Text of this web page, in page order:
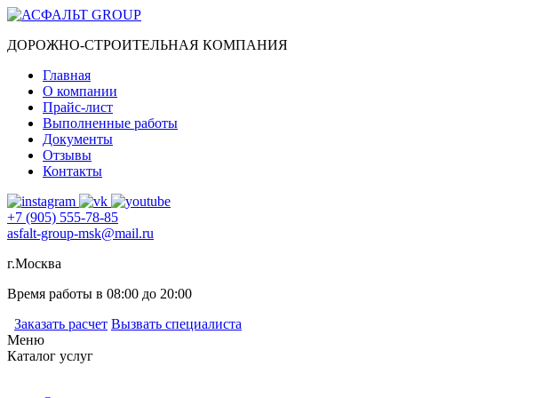
ДОРОЖНО-СТРОИТЕЛЬНАЯ КОМПАНИЯ
Главная
О компании
Прайс-лист
Выполненные работы
Документы
Отзывы
Контакты
+7 (905) 555-78-85
asfalt-group-msk@mail.ru
г.Москва
Время работы в 08:00 до 20:00
Заказать расчет Вызвать специалиста
Меню
Каталог услуг